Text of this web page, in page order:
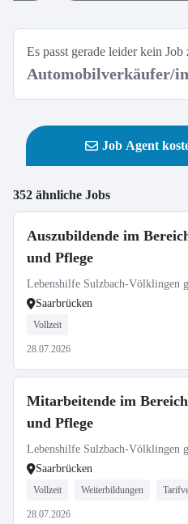
Es passt gerade leider kein
Automobilverkäufer/in
Job Agent
352 ähnliche Jobs
Auszubildende im
und Pflege
Lebenshilfe Sulzbach-Völklingen
Saarbrücken
Vollzeit
28.07.2026
Mitarbeitende im
und Pflege
Lebenshilfe Sulzbach-Völklingen
Saarbrücken
Vollzeit Weiterbildungen
28.07.2026